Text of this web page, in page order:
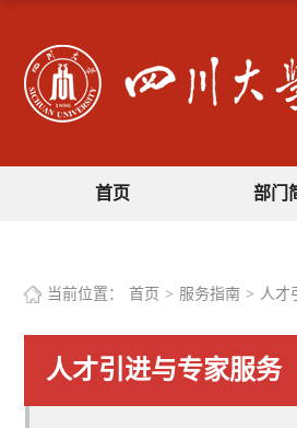
首页 部门
当前位置： 首页 > 服务指南 > 人才
人才引进与专家服务